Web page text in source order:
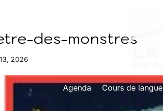
Agenda Cours de langue
des-monstres
2026